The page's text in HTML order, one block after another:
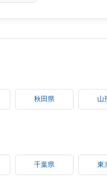
秋田県 山
千葉県 東